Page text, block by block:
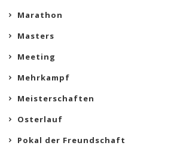
Marathon
Masters
Meeting
Mehrkampf
Meisterschaften
Osterlauf
Pokal der Freundschaft